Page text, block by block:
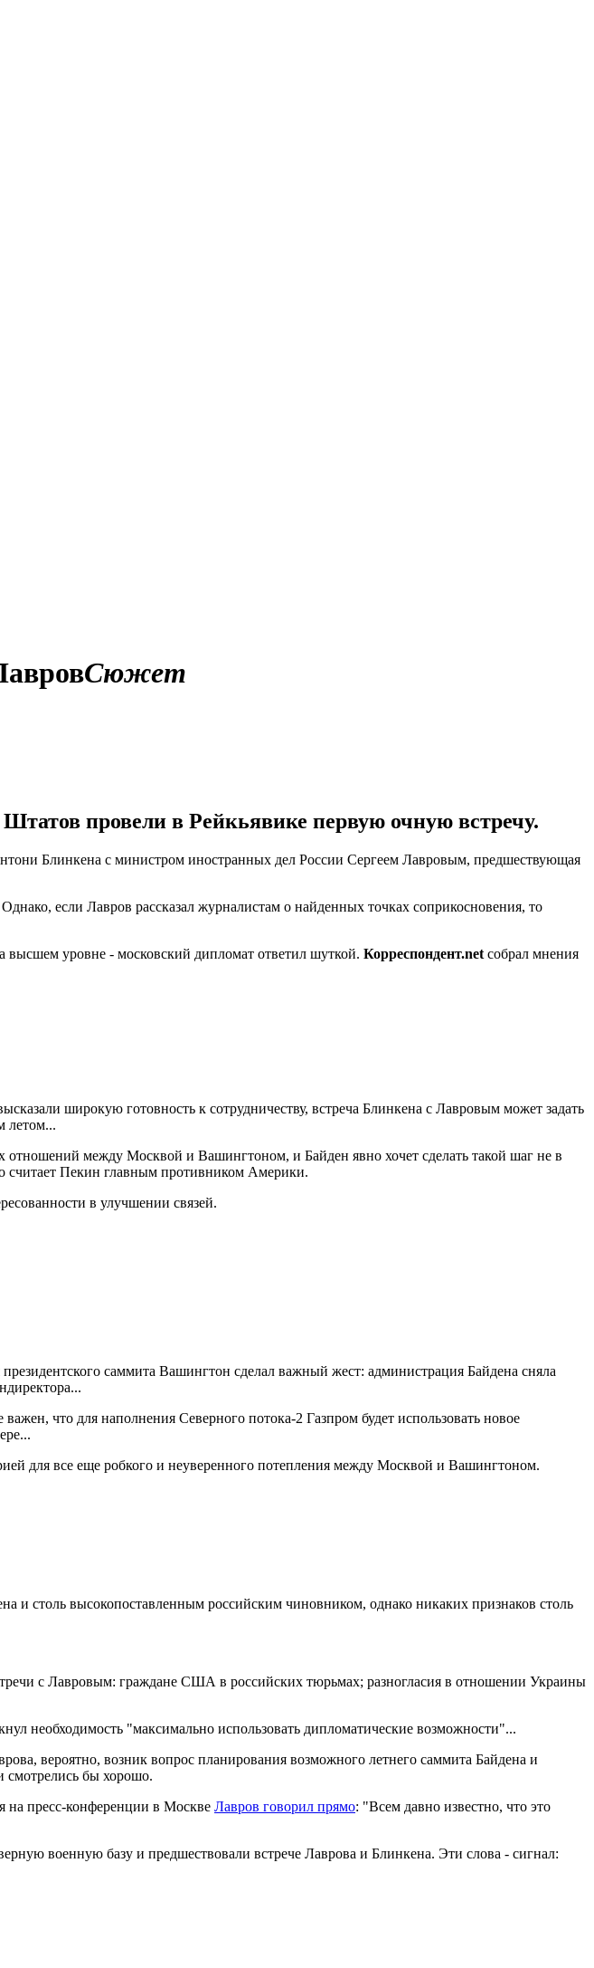
Сюжет
провели в Рейкьявике первую очную встречу.
Блинкена с министром иностранных дел России Сергеем Лавровым, предшествующая
если Лавров рассказал журналистам о найденных точках соприкосновения, то
высшем уровне - московский дипломат ответил шуткой. Корреспондент.net собрал мнения
широкую готовность к сотрудничеству, встреча Блинкена с Лавровым может задать
летом...
между Москвой и Вашингтоном, и Байден явно хочет сделать такой шаг не в
считает Пекин главным противником Америки.
в улучшении связей.
саммита Вашингтон сделал важный жест: администрация Байдена сняла
что для наполнения Северного потока-2 Газпром будет использовать новое
для все еще робкого и неуверенного потепления между Москвой и Вашингтоном.
и столь высокопоставленным российским чиновником, однако никаких признаков столь
с Лавровым: граждане США в российских тюрьмах; разногласия в отношении Украины
необходимость "максимально использовать дипломатические возможности"...
вероятно, возник вопрос планирования возможного летнего саммита Байдена и
смотрелись бы хорошо.
на пресс-конференции в Москве Лавров говорил прямо: "Всем давно известно, что это
военную базу и предшествовали встрече Лаврова и Блинкена. Эти слова - сигнал: